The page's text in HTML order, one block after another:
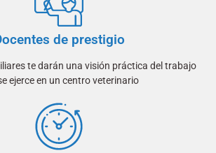
de prestigio
te darán una visión práctica del trabajo
ejerce en un centro veterinario